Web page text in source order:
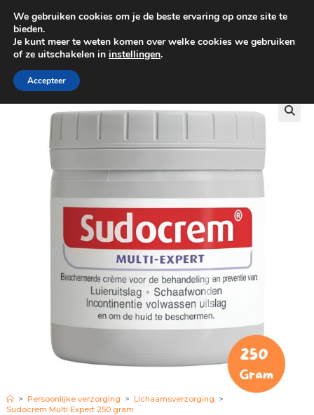
GRATIS BEZORGING VANAF €100
> Persoonlijke verzorging > Lichaamsverzorging >
Sudocrem Multi Expert 250 gram
We gebruiken cookies om je de beste ervaring op onze site te
bieden.
Je kunt meer te weten komen over welke cookies we gebruiken
of ze uitschakelen in instellingen.
Accepteer